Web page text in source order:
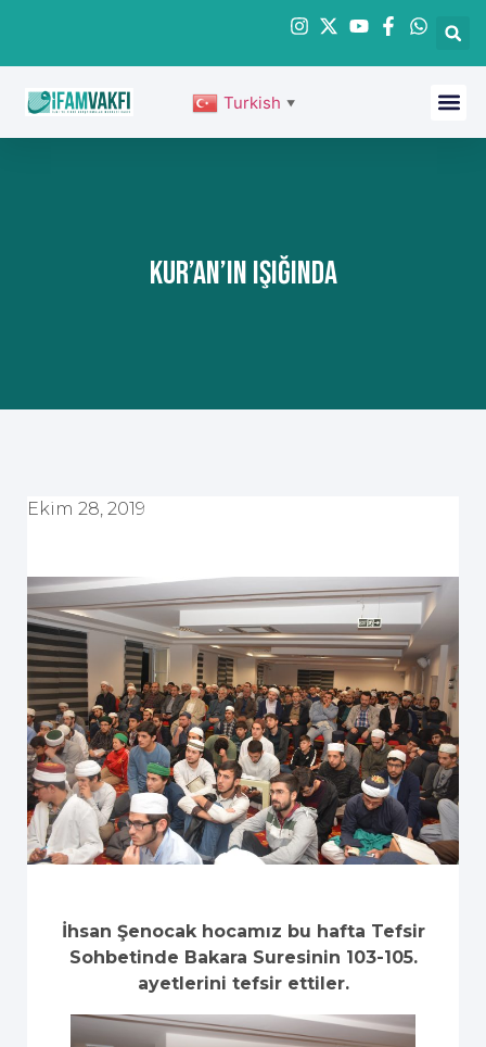
Turkish ▼
Kur’an’ın Işığında
Ekim 28, 2019
İhsan Şenocak hocamız bu hafta Tefsir
Sohbetinde Bakara Suresinin 103-105.
ayetlerini tefsir ettiler.